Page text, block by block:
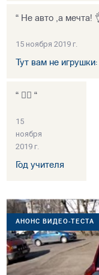
“ Не авто ,а мечта!
15 ноября 2019 г.
Тут вам не
“ 👍🏻 “
15
ноября
2019 г.
Год учителя
АНОНС ВИДЕО-ТЕСТА